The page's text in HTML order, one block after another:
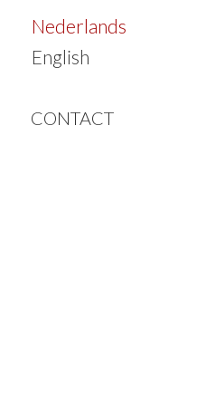
CONTACT
Nederlands
English